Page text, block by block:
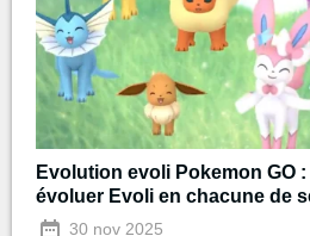
Evolution evoli Pokemon GO
évoluer Evoli en chacune de
30 nov 2025